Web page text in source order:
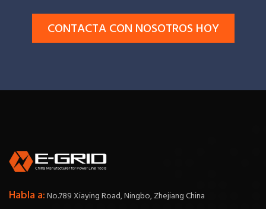
CONTACTA CON NOSOTROS HOY
Habla a:No.789 Xiaying Road, Ningbo, Zhejiang China